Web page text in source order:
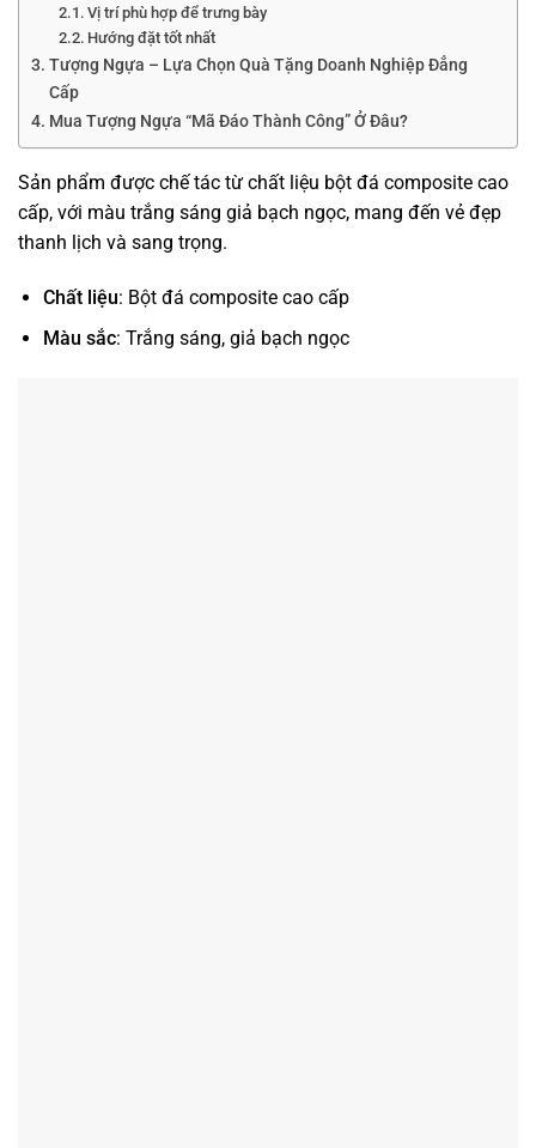
Vị trí phù hợp để trưng bày
Hướng đặt tốt nhất
Tượng Ngựa – Lựa Chọn Quà Tặng Doanh Nghiệp Đẳng
Cấp
Mua Tượng Ngựa “Mã Đáo Thành Công” Ở Đâu?
Sản phẩm được chế tác từ chất liệu bột đá composite cao
cấp, với màu trắng sáng giả bạch ngọc, mang đến vẻ đẹp
thanh lịch và sang trọng.
Chất liệu: Bột đá composite cao cấp
Màu sắc: Trắng sáng, giả bạch ngọc